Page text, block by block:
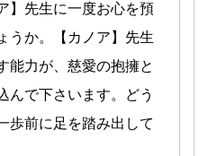
】先生に一度お心を預
うか。【カノア】先生
能力が、慈愛の抱擁と
んで下さいます。どう
歩前に足を踏み出して